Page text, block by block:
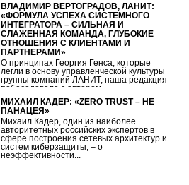
ВЛАДИМИР ВЕРТОГРАДОВ, ЛАНИТ:
«ФОРМУЛА УСПЕХА СИСТЕМНОГО
ИНТЕГРАТОРА – СИЛЬНАЯ И
СЛАЖЕННАЯ КОМАНДА, ГЛУБОКИЕ
ОТНОШЕНИЯ С КЛИЕНТАМИ И
ПАРТНЕРАМИ»
О принципах Георгия Генса, которые
легли в основу управленческой культуры
группы компаний ЛАНИТ, наша редакция
побеседовала с автором...
МИХАИЛ КАДЕР: «ZERO TRUST – НЕ
ПАНАЦЕЯ»
Михаил Кадер, один из наиболее
авторитетных российских экспертов в
сфере построения сетевых архитектур и
систем киберзащиты, – о
неэффективности...